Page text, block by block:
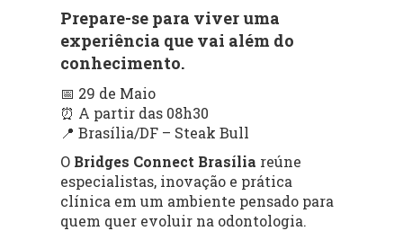
Prepare-se para viver uma
experiência que vai além do
conhecimento.
📅 29 de Maio
⏰ A partir das 08h30
📍 Brasília/DF – Steak Bull
O Bridges Connect Brasília reúne
especialistas, inovação e prática
clínica em um ambiente pensado para
quem quer evoluir na odontologia.